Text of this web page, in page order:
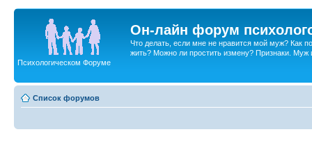
Он-лайн форум
Что делать, если мне не нравится мой муж? Как
жить? Можно ли простить измену? Признаки. Муж
Психологическом Форуме
Список форумов